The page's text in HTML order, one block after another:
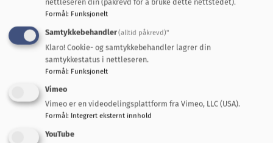
Statistikk om Trøndelag
Kommunebildet fra Statsforvalteren i Trøndelag
Fant du det du lette etter?
Formål: Funksjonelt
Samtykkebehandler(alltid påkrevd)"
Klaro! Cookie- og samtykkebehandler lagrer din
samtykkestatus i nettleseren.
Formål: Funksjonelt
Vimeo
Vimeo er en videodelingsplattform fra Vimeo, LLC (USA).
Formål: Integrert eksternt innhold
YouTube